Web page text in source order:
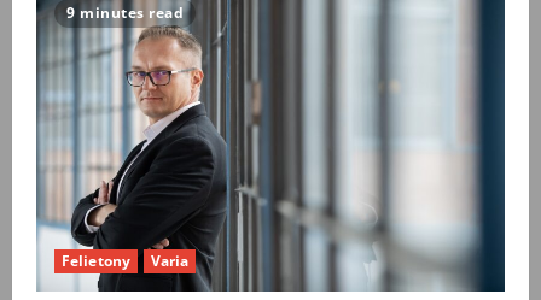
9 minutes read
Felietony Varia